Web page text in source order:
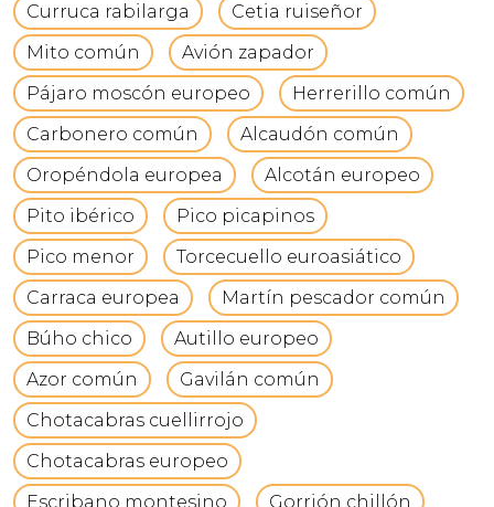
Curruca rabilarga
Cetia ruiseñor
Mito común
Avión zapador
Pájaro moscón europeo
Herrerillo común
Carbonero común
Alcaudón común
Oropéndola europea
Alcotán europeo
Pito ibérico
Pico picapinos
Pico menor
Torcecuello euroasiático
Carraca europea
Martín pescador común
Búho chico
Autillo europeo
Azor común
Gavilán común
Chotacabras cuellirrojo
Chotacabras europeo
Escribano montesino
Gorrión chillón